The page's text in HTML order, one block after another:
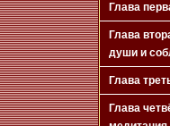
Глава
Глава
души и
Глава
Глава